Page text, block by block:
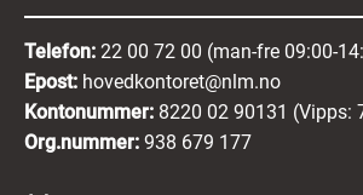
Telefon: 22 00 72 00 (man-fre 09:00-
Epost: hovedkontoret@nlm.no
Kontonummer: 8220 02 90131 (Vipps:
Org.nummer: 938 679 177